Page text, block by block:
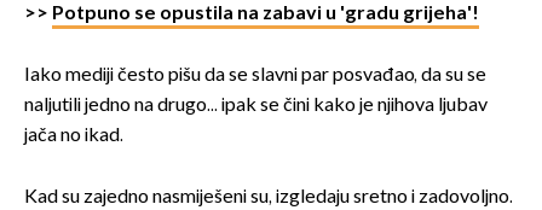
>> Potpuno se opustila na zabavi u 'gradu grijeha'!
Iako mediji često pišu da se slavni par posvađao, da su se
naljutili jedno na drugo... ipak se čini kako je njihova ljubav
jača no ikad.
Kad su zajedno nasmiješeni su, izgledaju sretno i zadovoljno.